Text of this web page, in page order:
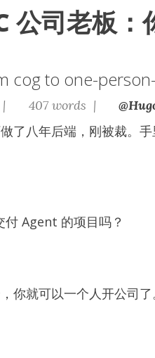
公司老板：
cog to one-
407 words |
了八年后端，刚被裁。
付 Agent 的项目吗？
你就可以一个人开公司了